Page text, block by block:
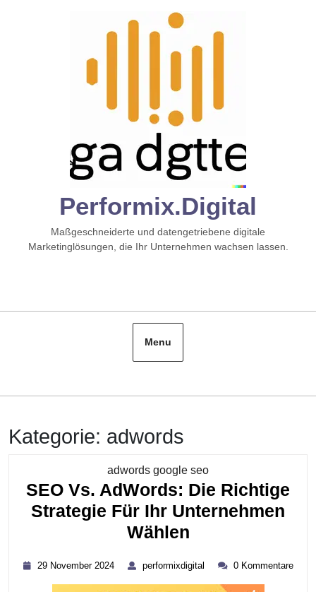
Performix.digital
Maßgeschneiderte und datengetriebene digitale
Marketinglösungen, die Ihr Unternehmen wachsen lassen.
Menu
Kategorie: adwords
adwords google seoKategorie
SEO Vs. AdWords: Die Richtige
Strategie Für Ihr Unternehmen
WählenSEO
AdWords:
29 November 2024
2024
performixdigital performixdigital
0 Kommentare